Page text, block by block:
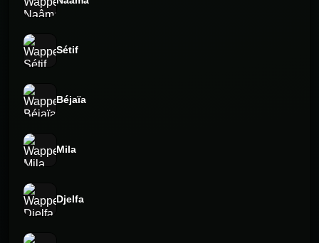
Sétif
Béjaïa
Mila
Djelfa